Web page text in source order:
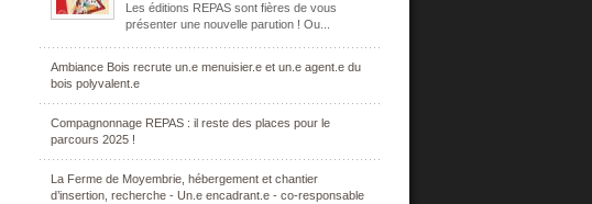
Les éditions REPAS sont fières de vous
présenter une nouvelle parution ! Ou...
Ambiance Bois recrute un.e menuisier.e et un.e agent.e du
bois polyvalent.e
Compagnonnage REPAS : il reste des places pour le
parcours 2025 !
La Ferme de Moyembrie, hébergement et chantier
d’insertion, recherche - Un.e encadrant.e - co-responsable